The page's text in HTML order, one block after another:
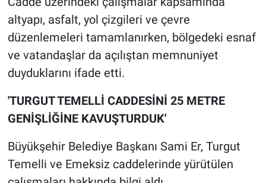
altyapı, asfalt, yol çizgileri ve çevre
düzenlemeleri tamamlanırken, bölgedeki esnaf
ve vatandaşlar da açılıştan memnuniyet
duyduklarını ifade etti.
'TURGUT TEMELLİ CADDESİNİ 25 METRE
GENİŞLİĞİNE KAVUŞTURDUK'
Büyükşehir Belediye Başkanı Sami Er, Turgut
Temelli ve Emeksiz caddelerinde yürütülen